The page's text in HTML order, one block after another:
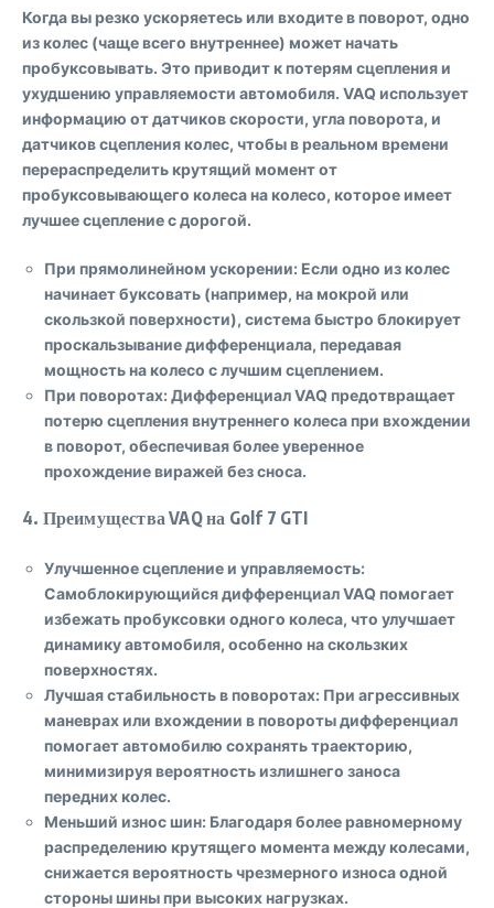
Когда вы резко ускоряетесь или входите в поворот, одно
из колес (чаще всего внутреннее) может начать
пробуксовывать. Это приводит к потерям сцепления и
ухудшению управляемости автомобиля. VAQ использует
информацию от датчиков скорости, угла поворота, и
датчиков сцепления колес, чтобы в реальном времени
перераспределить крутящий момент от
пробуксовывающего колеса на колесо, которое имеет
лучшее сцепление с дорогой.
При прямолинейном ускорении: Если одно из колес
начинает буксовать (например, на мокрой или
скользкой поверхности), система быстро блокирует
проскальзывание дифференциала, передавая
мощность на колесо с лучшим сцеплением.
При поворотах: Дифференциал VAQ предотвращает
потерю сцепления внутреннего колеса при вхождении
в поворот, обеспечивая более уверенное
прохождение виражей без сноса.
4. Преимущества VAQ на Golf 7 GTI
Улучшенное сцепление и управляемость:
Самоблокирующийся дифференциал VAQ помогает
избежать пробуксовки одного колеса, что улучшает
динамику автомобиля, особенно на скользких
поверхностях.
Лучшая стабильность в поворотах: При агрессивных
маневрах или вхождении в повороты дифференциал
помогает автомобилю сохранять траекторию,
минимизируя вероятность излишнего заноса
передних колес.
Меньший износ шин: Благодаря более равномерному
распределению крутящего момента между колесами,
снижается вероятность чрезмерного износа одной
стороны шины при высоких нагрузках.